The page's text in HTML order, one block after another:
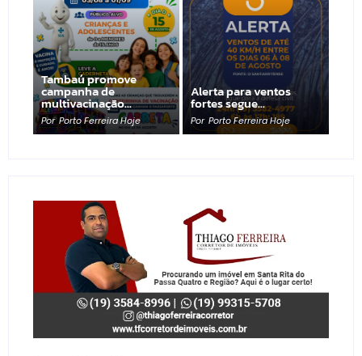
Tambaú promove
campanha de
multivacinação…
Por Porto Ferreira Hoje
Alerta para ventos
fortes segue…
Por Porto Ferreira Hoje